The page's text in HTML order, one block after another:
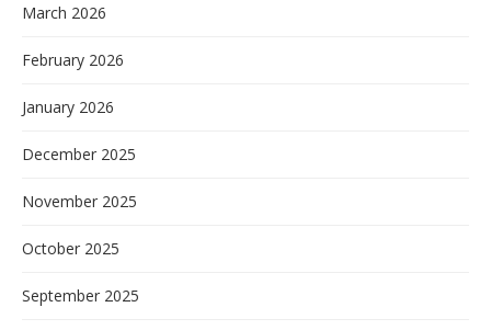
March 2026
February 2026
January 2026
December 2025
November 2025
October 2025
September 2025